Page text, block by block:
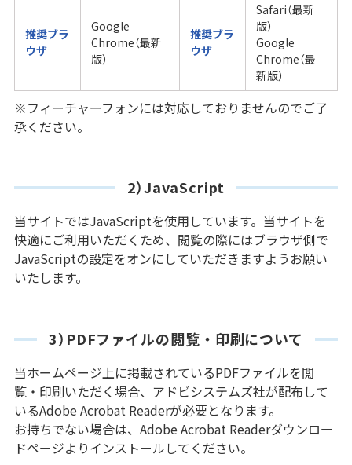
推奨ブラ
ウザ
Google
Chrome（最新
版）
推奨ブラ
ウザ
Safari（最新
版）
Google
Chrome（最
新版）
※フィーチャーフォンには対応しておりませんのでご了
承ください。
2）JavaScript
当サイトではJavaScriptを使用しています。当サイトを
快適にご利用いただくため、閲覧の際にはブラウザ側で
JavaScriptの設定をオンにしていただきますようお願い
いたします。
3）PDFファイルの閲覧・印刷について
当ホームページ上に掲載されているPDFファイルを閲
覧・印刷いただく場合、アドビシステムズ社が配布して
いるAdobe Acrobat Readerが必要となります。
お持ちでない場合は、Adobe Acrobat Readerダウンロー
ドページよりインストールしてください。